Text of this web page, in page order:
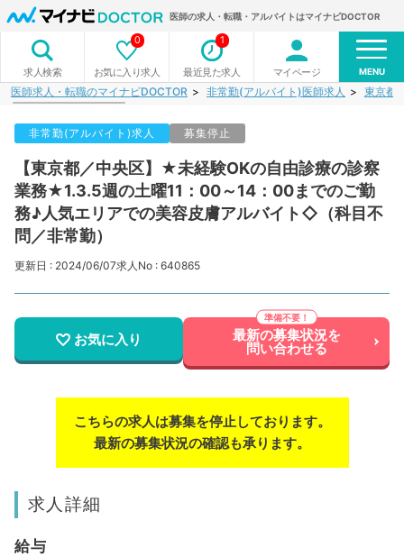
医師の求人・転職・アルバイトはマイナビDOCTOR
求人検索 お気に入り求人
0
最近見た求人
1
マイページ MENU
医師求人・転職のマイナビDOCTOR 非常勤(アルバイト)医師求人 東京都
非常勤(アルバイト)求人 募集停止
【東京都／中央区】★未経験OKの自由診療の診察
業務★1.3.5週の土曜11：00～14：00までのご勤
務♪人気エリアでの美容皮膚アルバイト◇（科目不
問／非常勤）
更新日 : 2024/06/07求人No : 640865
お気に入り 最新の募集状況を
問い合わせる
こちらの求人は募集を停止しております。
最新の募集状況の確認も承ります。
求人詳細
給与